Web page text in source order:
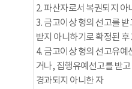
2. 파산자로서 복권되지 아
3. 금고이상 형의 선고를
받지 아니하기로 확정된
4. 금고이상 형의 선고유예
거나, 집행유예선고를 받
경과되지 아니한 자